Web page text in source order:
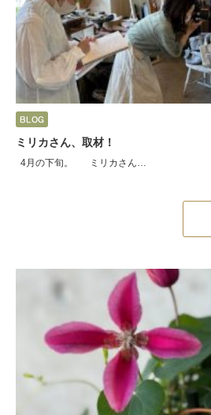
ミリカさん、取材！
4月の下旬。 ミリカさん…